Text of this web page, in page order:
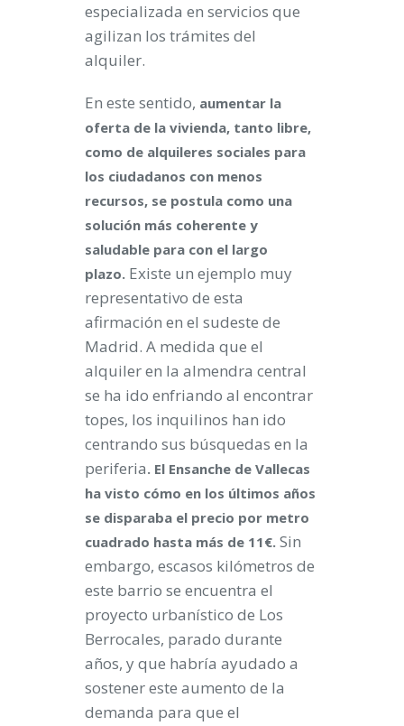
especializada en servicios que
agilizan los trámites del
alquiler.
En este sentido, aumentar la
oferta de la vivienda, tanto libre,
como de alquileres sociales para
los ciudadanos con menos
recursos, se postula como una
solución más coherente y
saludable para con el largo
plazo. Existe un ejemplo muy
representativo de esta
afirmación en el sudeste de
Madrid. A medida que el
alquiler en la almendra central
se ha ido enfriando al encontrar
topes, los inquilinos han ido
centrando sus búsquedas en la
periferia. El Ensanche de Vallecas
ha visto cómo en los últimos años
se disparaba el precio por metro
cuadrado hasta más de 11€. Sin
embargo, escasos kilómetros de
este barrio se encuentra el
proyecto urbanístico de Los
Berrocales, parado durante
años, y que habría ayudado a
sostener este aumento de la
demanda para que el